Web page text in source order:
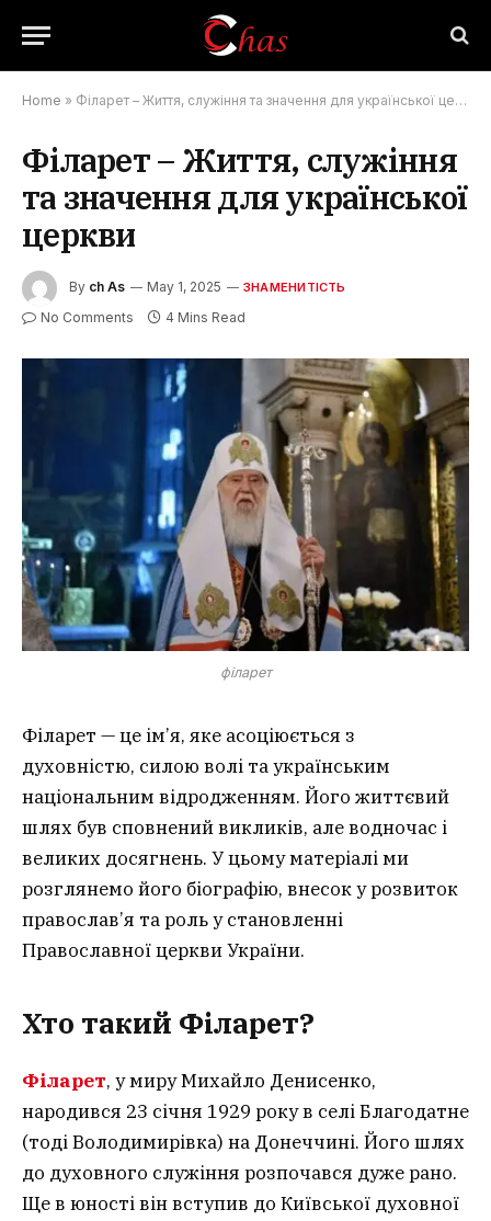
Home » Філарет – Життя, служіння та значення для української церкви
Філарет – Життя, служіння
та значення для української
церкви
By ch As May 1, 2025 ЗНАМЕНИТІСТЬ
No Comments 4 Mins Read
філарет
Філарет — це ім’я, яке асоціюється з
духовністю, силою волі та українським
національним відродженням. Його життєвий
шлях був сповнений викликів, але водночас і
великих досягнень. У цьому матеріалі ми
розглянемо його біографію, внесок у розвиток
православ’я та роль у становленні
Православної церкви України.
Хто такий Філарет?
Філарет, у миру Михайло Денисенко,
народився 23 січня 1929 року в селі Благодатне
(тоді Володимирівка) на Донеччині. Його шлях
до духовного служіння розпочався дуже рано.
Ще в юності він вступив до Київської духовної